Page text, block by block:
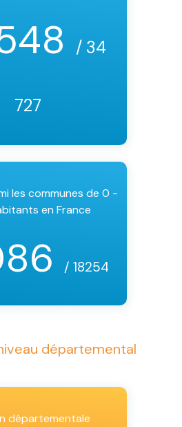
/ 34
727
les communes de 0 -
en France
/ 18254
départemental
départementale